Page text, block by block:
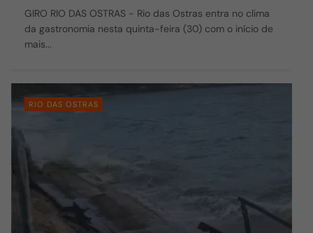
GIRO RIO DAS OSTRAS - Rio das Ostras entra no clima
da gastronomia nesta quinta-feira (30) com o início de
mais...
RIO DAS OSTRAS